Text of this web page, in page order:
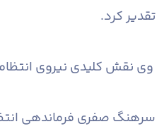
تقدیر کرد.
وی نقش کلیدی نیروی
سرهنگ صفری فرماندهی